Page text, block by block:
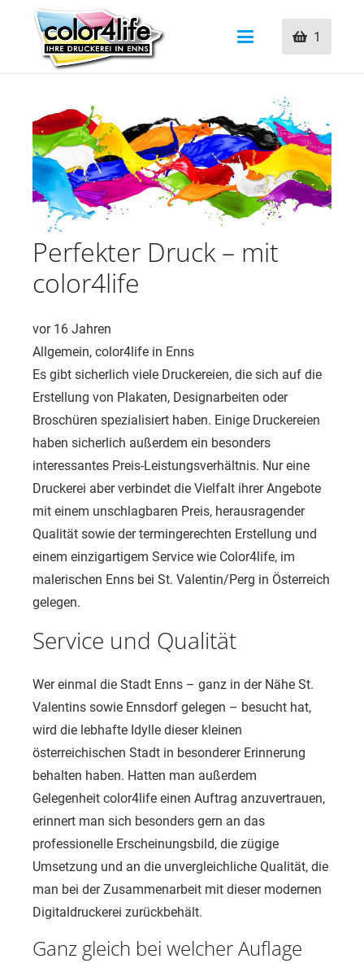
1
Perfekter Druck – mit
color4life
vor 16 Jahren
Allgemein, color4life in Enns
Es gibt sicherlich viele Druckereien, die sich auf die
Erstellung von Plakaten, Designarbeiten oder
Broschüren spezialisiert haben. Einige Druckereien
haben sicherlich außerdem ein besonders
interessantes Preis-Leistungsverhältnis. Nur eine
Druckerei aber verbindet die Vielfalt ihrer Angebote
mit einem unschlagbaren Preis, herausragender
Qualität sowie der termingerechten Erstellung und
einem einzigartigem Service wie Color4life, im
malerischen Enns bei St. Valentin/Perg in Österreich
gelegen.
Service und Qualität
Wer einmal die Stadt Enns – ganz in der Nähe St.
Valentins sowie Ennsdorf gelegen – besucht hat,
wird die lebhafte Idylle dieser kleinen
österreichischen Stadt in besonderer Erinnerung
behalten haben. Hatten man außerdem
Gelegenheit color4life einen Auftrag anzuvertrauen,
erinnert man sich besonders gern an das
professionelle Erscheinungsbild, die zügige
Umsetzung und an die unvergleichliche Qualität, die
man bei der Zusammenarbeit mit dieser modernen
Digitaldruckerei zurückbehält.
Ganz gleich bei welcher Auflage